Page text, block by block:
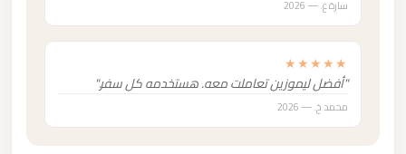
سارة ع. — 2026
★★★★★
"أفضل ليموزين تعاملت معه. هستخدمه كل سفر."
محمد خ. — 2026